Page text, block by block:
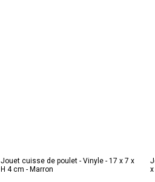
Jouet cuisse de poulet - Vinyle - 17 x 7 x
H 4 cm - Marron